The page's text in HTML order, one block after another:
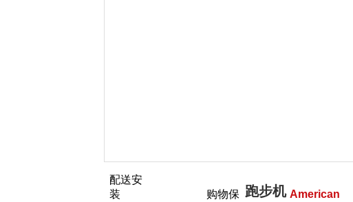
跑步机 American
配送安
装
购物保